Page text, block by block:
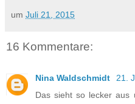
um Juli 21, 2015
16 Kommentare:
Nina Waldschmidt
21.
Das sieht so lecker aus